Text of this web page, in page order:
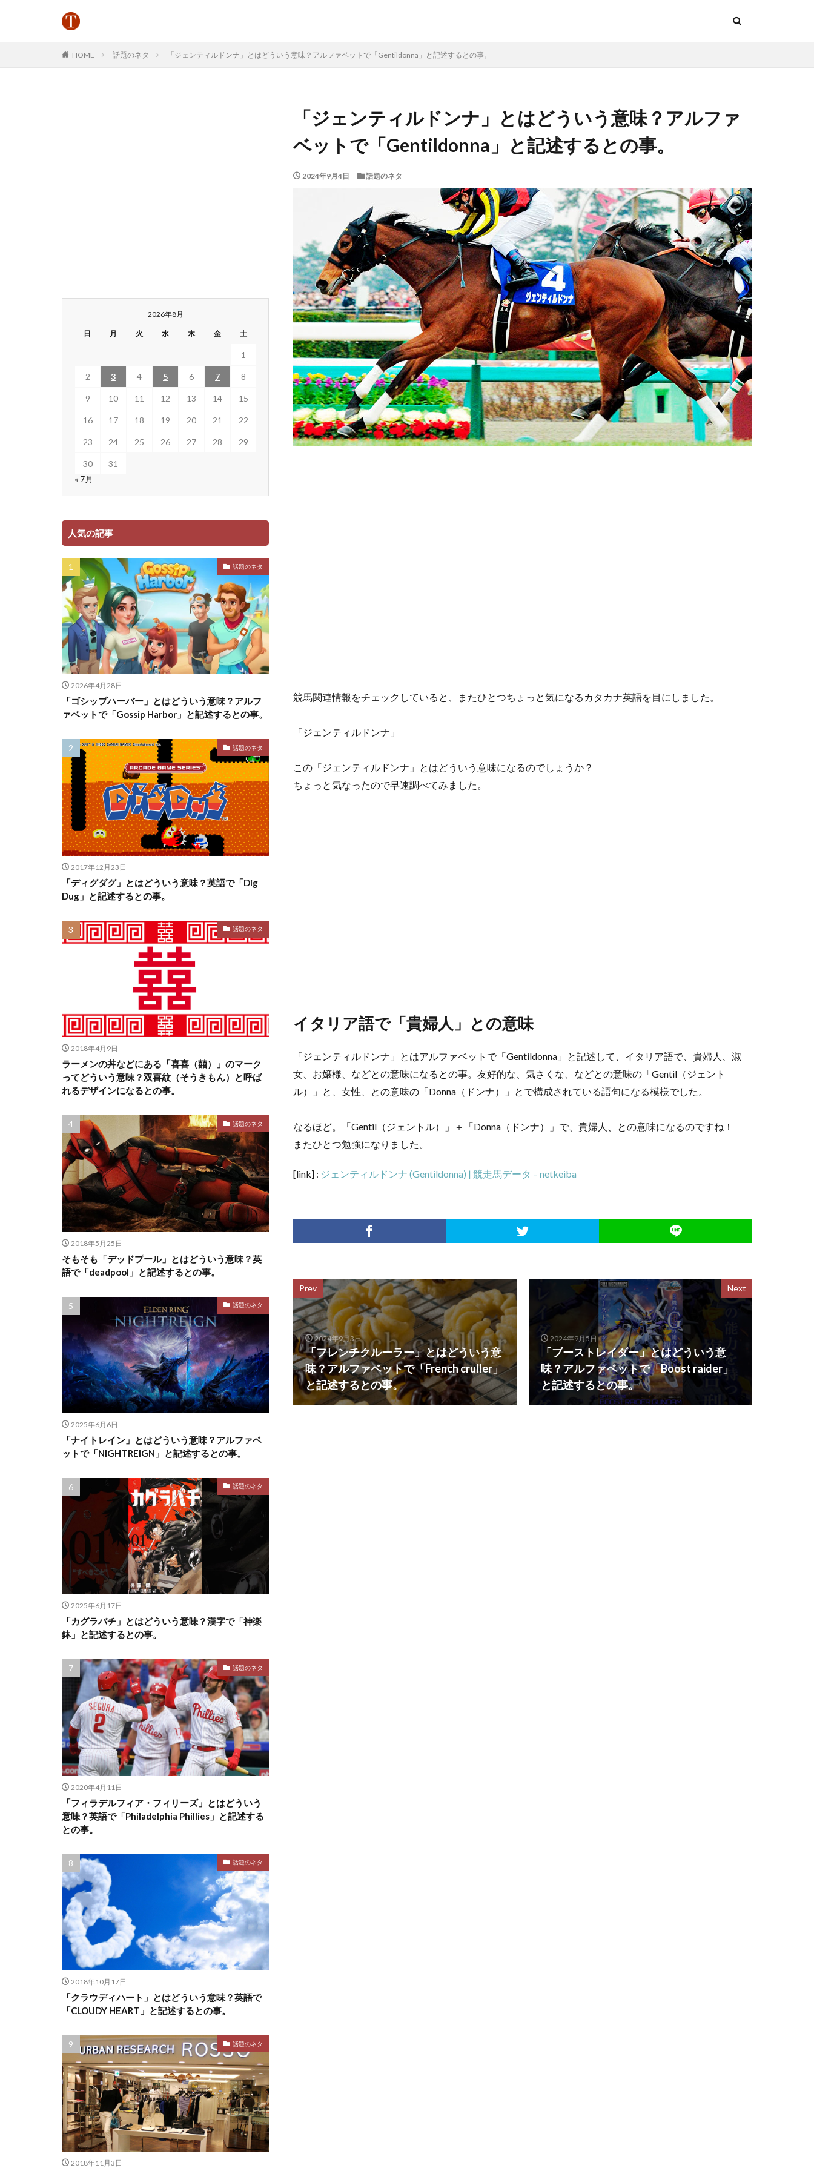
HOME 話題のネタ 「ジェンティルドンナ」とはどういう意味？アルファベットで「Gentildonna」と記述するとの事。
「ジェンティルドンナ」とはどういう意味？アルファ
ベットで「Gentildonna」と記述するとの事。
2024年9月4日 話題のネタ
競馬関連情報をチェックしていると、またひとつちょっと気になるカタカナ英語を目にしました。
「ジェンティルドンナ」
この「ジェンティルドンナ」とはどういう意味になるのでしょうか？
ちょっと気なったので早速調べてみました。
イタリア語で「貴婦人」との意味
「ジェンティルドンナ」とはアルファベットで「Gentildonna」と記述して、イタリア語で、貴婦人、淑
女、お嬢様、などとの意味になるとの事。友好的な、気さくな、などとの意味の「Gentil（ジェント
ル）」と、女性、との意味の「Donna（ドンナ）」とで構成されている語句になる模様でした。
なるほど。「Gentil（ジェントル）」＋「Donna（ドンナ）」で、貴婦人、との意味になるのですね！
またひとつ勉強になりました。
[link] : ジェンティルドンナ (Gentildonna) | 競走馬データ – netkeiba
Prev
2024年9月3日
「フレンチクルーラー」とはどういう意
味？アルファベットで「French cruller」
と記述するとの事。
Next
2024年9月5日
「ブーストレイダー」とはどういう意
味？アルファベットで「Boost raider」
と記述するとの事。
2026年8月
日 月 火 水 木 金 土
1
2 3 4 5 6 7 8
9 10 11 12 13 14 15
16 17 18 19 20 21 22
23 24 25 26 27 28 29
30
31
« 7月
人気の記事
話題のネタ
2026年4月28日
「ゴシップハーバー」とはどういう意味？アルフ
ァベットで「Gossip Harbor」と記述するとの事。
話題のネタ
2017年12月23日
「ディグダグ」とはどういう意味？英語で「Dig
Dug」と記述するとの事。
話題のネタ
2018年4月9日
ラーメンの丼などにある「喜喜（囍）」のマーク
ってどういう意味？双喜紋（そうきもん）と呼ば
れるデザインになるとの事。
話題のネタ
2018年5月25日
そもそも「デッドプール」とはどういう意味？英
語で「deadpool」と記述するとの事。
話題のネタ
2025年6月6日
「ナイトレイン」とはどういう意味？アルファベ
ットで「NIGHTREIGN」と記述するとの事。
話題のネタ
2025年6月17日
「カグラバチ」とはどういう意味？漢字で「神楽
鉢」と記述するとの事。
話題のネタ
2020年4月11日
「フィラデルフィア・フィリーズ」とはどういう
意味？英語で「Philadelphia Phillies」と記述する
との事。
話題のネタ
2018年10月17日
「クラウディハート」とはどういう意味？英語で
「CLOUDY HEART」と記述するとの事。
話題のネタ
2018年11月3日